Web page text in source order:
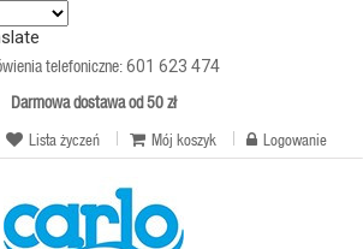
telefoniczne:601 623 474
Darmowa dostawa od 50 zł
Lista życzeń Mój koszyk Logowanie